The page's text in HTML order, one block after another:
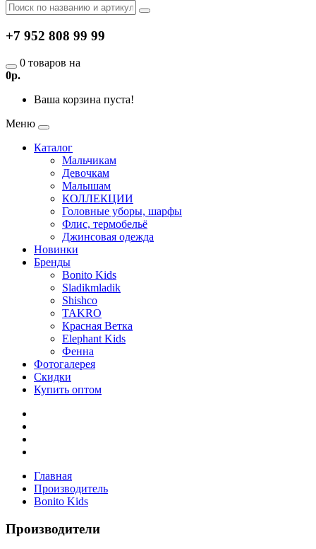
+7 952 808 99 99
0 товаров на
0р.
Ваша корзина пуста!
Меню
Каталог
Мальчикам
Девочкам
Малышам
КОЛЛЕКЦИИ
Головные уборы, шарфы
Флис, термобельё
Джинсовая одежда
Новинки
Бренды
Bonito Kids
Sladikmladik
Shishco
TAKRO
Красная Ветка
Elephant Kids
Фенна
Фотогалерея
Скидки
Купить оптом
Главная
Производитель
Bonito Kids
Производители